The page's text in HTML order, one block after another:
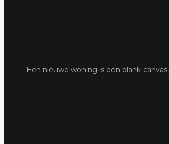
Een nieuwe woning is een blank